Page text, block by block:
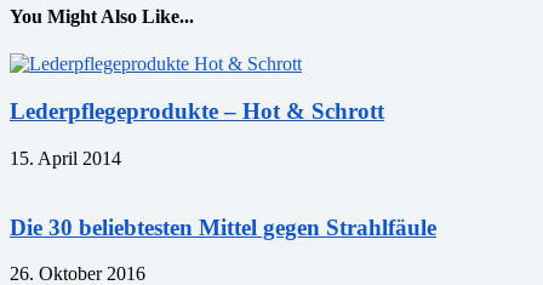
You Might Also Like...
Lederpflegeprodukte – Hot & Schrott
15. April 2014
Die 30 beliebtesten Mittel gegen Strahlfäule
26. Oktober 2016